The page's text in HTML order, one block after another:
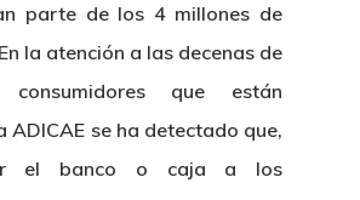
parte de los 4 millones de
la atención a las decenas de
que están
ADICAE se ha detectado que,
el banco o caja a los